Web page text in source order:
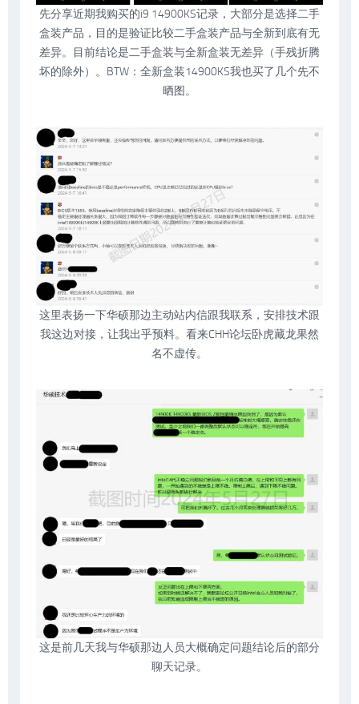
先分享近期我购买的i9 14900KS记录，大部分是选择二手
盒装产品，目的是验证比较二手盒装产品与全新到底有无
差异。目前结论是二手盒装与全新盒装无差异（手残折腾
坏的除外）。BTW：全新盒装14900KS我也买了几个先不
晒图。
这里表扬一下华硕那边主动站内信跟我联系，安排技术跟
我这边对接，让我出乎预料。看来CHH论坛卧虎藏龙果然
名不虚传。
这是前几天我与华硕那边人员大概确定问题结论后的部分
聊天记录。